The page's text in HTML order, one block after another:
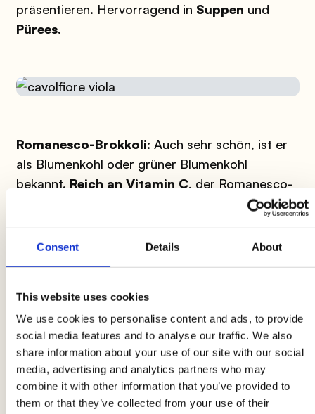
Consent Details About
This website uses cookies
We use cookies to personalise content and ads, to provide
social media features and to analyse our traffic. We also
share information about your use of our site with our social
media, advertising and analytics partners who may
combine it with other information that you’ve provided to
them or that they’ve collected from your use of their
präsentieren. Hervorragend in Suppen und
Pürees.
Romanesco-Brokkoli: Auch sehr schön, ist er
als Blumenkohl oder grüner Blumenkohl
bekannt. Reich an Vitamin C, der Romanesco-
kurzes Dampfgaren, das
Weißkohl: Reich an Vitaminen und
vonSauerkrautdurch den
Fermentationsprozess verwendet.
Entdecken Sie alle Geheimnisse des Pak Choi
hier!